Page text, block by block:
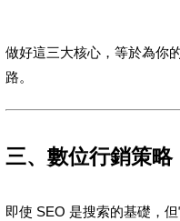
做好這三大核心，等於為你
路。
三、數位行銷策略
即使 SEO 是搜索的基礎，